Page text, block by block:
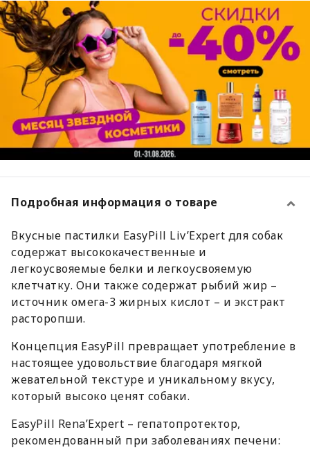
Подробная информация о товаре
Вкусные пастилки EasyPill Liv’Expert для собак
содержат высококачественные и
легкоусвояемые белки и легкоусвояемую
клетчатку. Они также содержат рыбий жир –
источник омега-3 жирных кислот – и экстракт
расторопши.
Концепция EasyPill превращает употребление в
настоящее удовольствие благодаря мягкой
жевательной текстуре и уникальному вкусу,
который высоко ценят собаки.
EasyPill Rena’Expert – гепатопротектор,
рекомендованный при заболеваниях печени: